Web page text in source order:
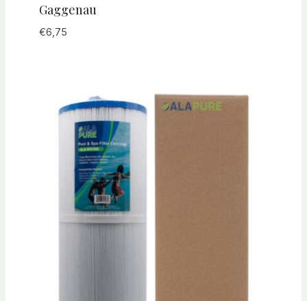
Gaggenau
€6,75